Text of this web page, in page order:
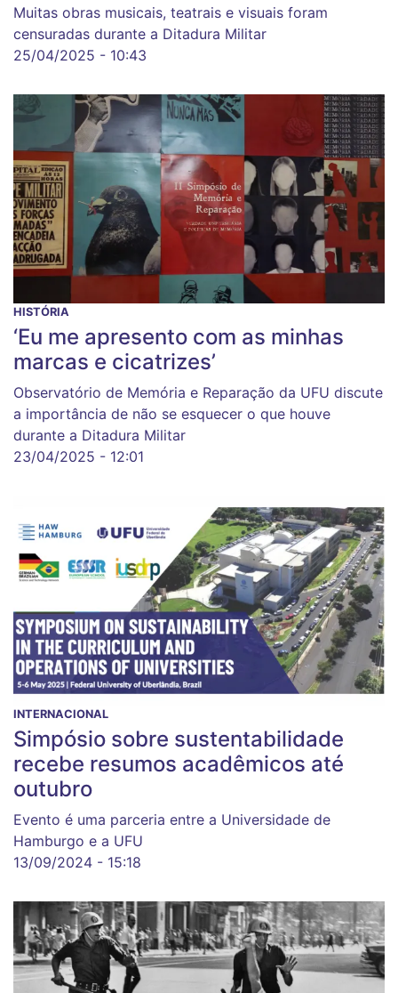
Muitas obras musicais, teatrais e visuais foram
censuradas durante a Ditadura Militar
25/04/2025 - 10:43
HISTÓRIA
‘Eu me apresento com as minhas
marcas e cicatrizes’
Observatório de Memória e Reparação da UFU discute
a importância de não se esquecer o que houve
durante a Ditadura Militar
23/04/2025 - 12:01
INTERNACIONAL
Simpósio sobre sustentabilidade
recebe resumos acadêmicos até
outubro
Evento é uma parceria entre a Universidade de
Hamburgo e a UFU
13/09/2024 - 15:18